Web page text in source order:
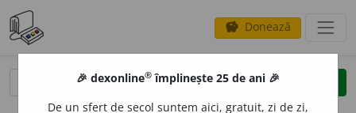
savings Donează
clear
🎉 dexonline® împlinește 25 de ani 🎉
De un sfert de secol suntem aici, gratuit, zi de zi,